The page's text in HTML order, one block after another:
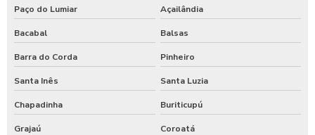
Paço do Lumiar Açailândia
Bacabal Balsas
Barra do Corda Pinheiro
Santa Inês Santa Luzia
Chapadinha Buriticupú
Grajaú Coroatá